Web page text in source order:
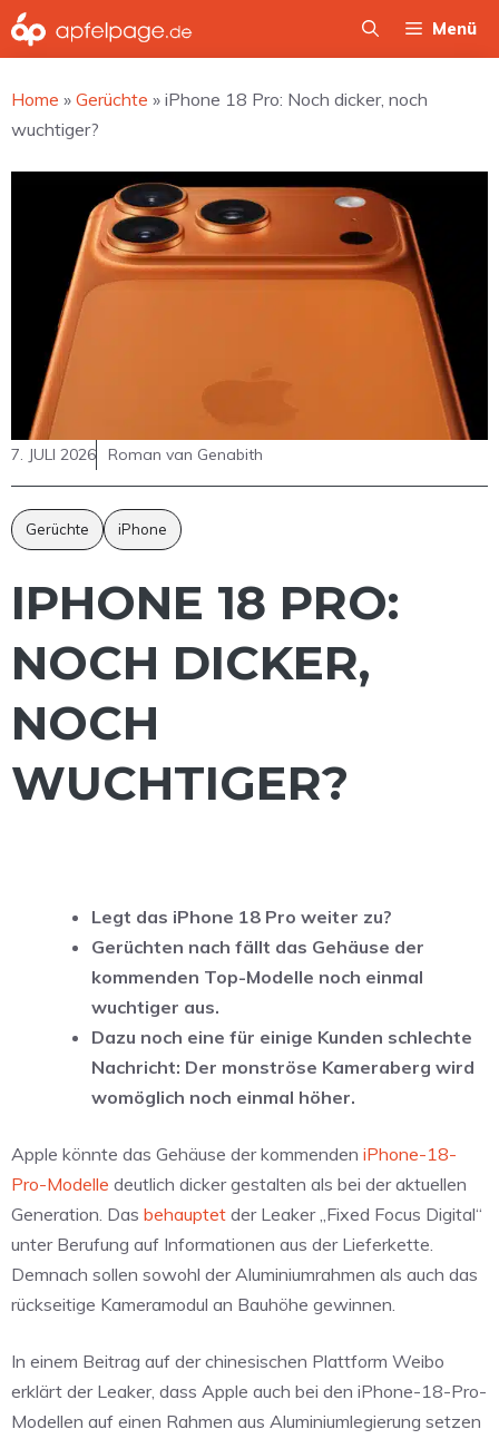
Zum
Inhalt
Menü
Home » Gerüchte » iPhone 18 Pro: Noch dicker, noch
wuchtiger?
7. JULI 2026 Roman van Genabith
Gerüchte iPhone
IPHONE 18 PRO:
NOCH DICKER,
NOCH
WUCHTIGER?
Legt das iPhone 18 Pro weiter zu?
Gerüchten nach fällt das Gehäuse der
kommenden Top-Modelle noch einmal
wuchtiger aus.
Dazu noch eine für einige Kunden schlechte
Nachricht: Der monströse Kameraberg wird
womöglich noch einmal höher.
Apple könnte das Gehäuse der kommenden iPhone-18-
Pro-Modelle deutlich dicker gestalten als bei der aktuellen
Generation. Das behauptet der Leaker „Fixed Focus Digital“
unter Berufung auf Informationen aus der Lieferkette.
Demnach sollen sowohl der Aluminiumrahmen als auch das
rückseitige Kameramodul an Bauhöhe gewinnen.
In einem Beitrag auf der chinesischen Plattform Weibo
erklärt der Leaker, dass Apple auch bei den iPhone-18-Pro-
Modellen auf einen Rahmen aus Aluminiumlegierung setzen